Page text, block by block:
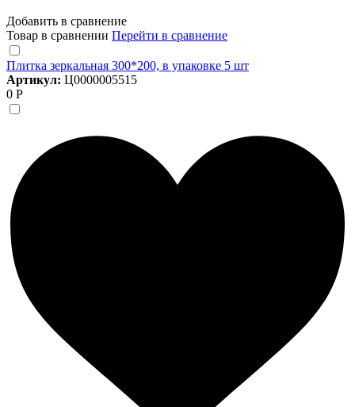
Добавить в сравнение
Товар в сравнении Перейти в сравнение
Плитка зеркальная 300*200, в упаковке 5 шт
Артикул: Ц0000005515
0 Р